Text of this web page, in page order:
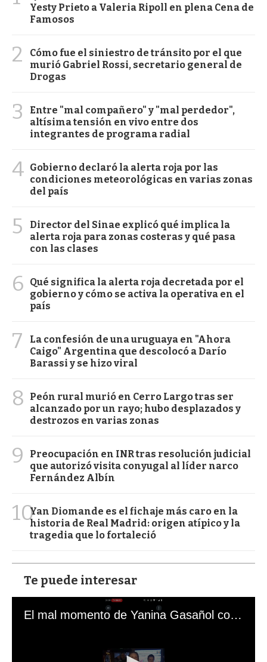
Yesty Prieto a Valeria Ripoll en plena Cena de
Famosos
2
Cómo fue el siniestro de tránsito por el que
murió Gabriel Rossi, secretario general de
Drogas
3
Entre "mal compañero" y "mal perdedor",
altísima tensión en vivo entre dos
integrantes de programa radial
4 Gobierno declaró la alerta roja por las
condiciones meteorológicas en varias zonas
del país
5
Director del Sinae explicó qué implica la
alerta roja para zonas costeras y qué pasa
con las clases
6
Qué significa la alerta roja decretada por el
gobierno y cómo se activa la operativa en el
país
7
La confesión de una uruguaya en "Ahora
Caigo" Argentina que descolocó a Darío
Barassi y se hizo viral
8
Peón rural murió en Cerro Largo tras ser
alcanzado por un rayo; hubo desplazados y
destrozos en varias zonas
9
Preocupación en INR tras resolución judicial
que autorizó visita conyugal al líder narco
Fernández Albín
10Yan Diomande es el fichaje más caro en la
historia de Real Madrid: origen atípico y la
tragedia que lo fortaleció
Te puede interesar
El mal momento de Yanina Gasañol con un hincha argentino en "Subrayado"